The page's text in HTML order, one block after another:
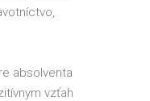
absolventa
vzťah